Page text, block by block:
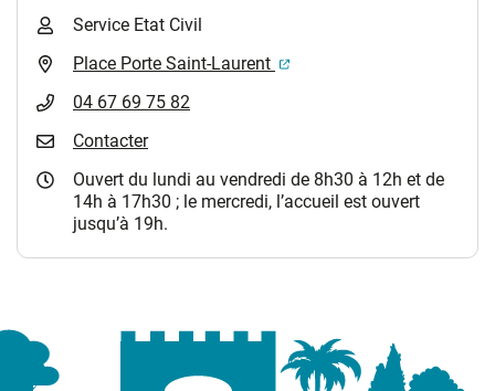
Service Etat Civil
Place Porte Saint-Laurent
(ouverture dans un
04 67 69 75 82
Contacter
Ouvert du lundi au vendredi de 8h30 à 12h et de
14h à 17h30 ; le mercredi, l’accueil est ouvert
jusqu’à 19h.